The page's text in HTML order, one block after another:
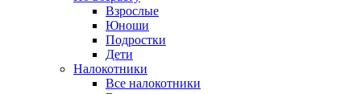
Взрослые
Юноши
Подростки
Дети
Налокотники
Все налокотники